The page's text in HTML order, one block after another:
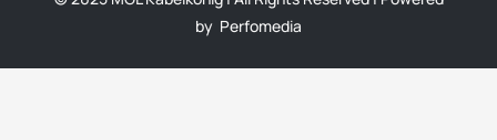
by Perfomedia